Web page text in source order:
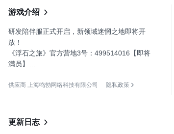
游戏介绍
研发陪伴服正式开启，新领域迷惘之地即将开
放！
《浮石之旅》官方营地3号：499514016【即将
满员】
满员】
-----------------------------
2022 IndiePlay 最佳移动游戏6强
供应商 上海鸣勃网络科技有限公司 隐私政策
更新日志